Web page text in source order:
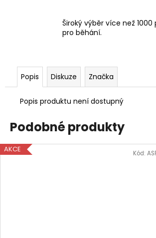
Široký výběr více než 1000
pro běhání.
Popis Diskuze Značka
Popis produktu není dostupný
Podobné produkty
AKCE Kód: